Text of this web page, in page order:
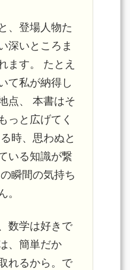
、登場人物た
深いところま
ます。 たとえ
て私が納得し
点、 本書はそ
っと広げてく
時、思わぬと
いる知識が繋
瞬間の気持ち
。
数学は好きで
、簡単だか
れるから。で